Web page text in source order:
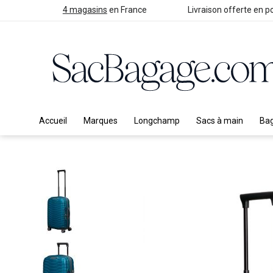
4 magasins en France Livraison offerte en
Accueil Marques Longchamp Sacs à main
images